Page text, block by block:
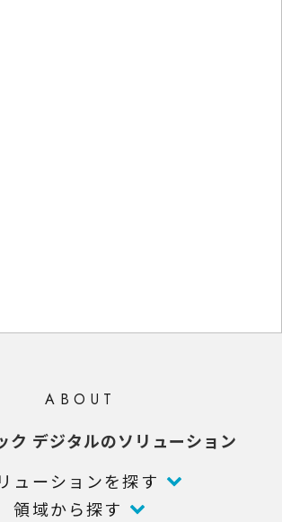
ABOUT
ク デジタルのソリューション
ューションを探す
領域から探す